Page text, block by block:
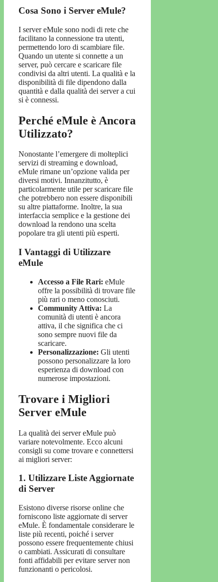
Cosa Sono i Server eMule?
I server eMule sono nodi di rete che
facilitano la connessione tra utenti,
permettendo loro di scambiare file.
Quando un utente si connette a un
server, può cercare e scaricare file
condivisi da altri utenti. La qualità e la
disponibilità di file dipendono dalla
quantità e dalla qualità dei server a cui
si è connessi.
Perché eMule è Ancora
Utilizzato?
Nonostante l’emergere di molteplici
servizi di streaming e download,
eMule rimane un’opzione valida per
diversi motivi. Innanzitutto, è
particolarmente utile per scaricare file
che potrebbero non essere disponibili
su altre piattaforme. Inoltre, la sua
interfaccia semplice e la gestione dei
download la rendono una scelta
popolare tra gli utenti più esperti.
I Vantaggi di Utilizzare
eMule
Accesso a File Rari: eMule
offre la possibilità di trovare file
più rari o meno conosciuti.
Community Attiva: La
comunità di utenti è ancora
attiva, il che significa che ci
sono sempre nuovi file da
scaricare.
Personalizzazione: Gli utenti
possono personalizzare la loro
esperienza di download con
numerose impostazioni.
Trovare i Migliori
Server eMule
La qualità dei server eMule può
variare notevolmente. Ecco alcuni
consigli su come trovare e connettersi
ai migliori server:
1. Utilizzare Liste Aggiornate
di Server
Esistono diverse risorse online che
forniscono liste aggiornate di server
eMule. È fondamentale considerare le
liste più recenti, poiché i server
possono essere frequentemente chiusi
o cambiati. Assicurati di consultare
fonti affidabili per evitare server non
funzionanti o pericolosi.